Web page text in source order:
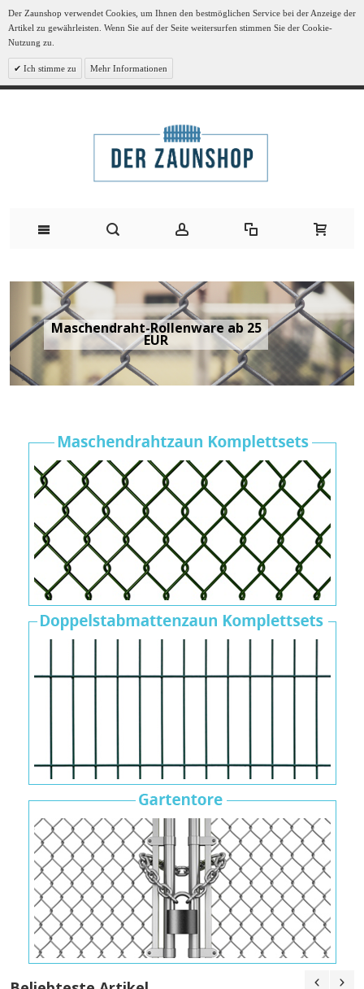
Der Zaunshop verwendet Cookies, um Ihnen den bestmöglichen Service bei der Anzeige der
Artikel zu gewährleisten. Wenn Sie auf der Seite weitersurfen stimmen Sie der Cookie-
Nutzung zu.
Ich stimme zu Mehr Informationen
Maschendraht-Rollenware ab 25
EUR